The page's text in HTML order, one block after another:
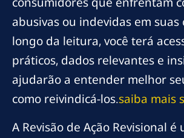
abusivas ou indevidas em suas
longo da leitura, você terá
práticos, dados relevantes e
ajudarão a entender melhor
como reivindicá-los.saiba mais
A Revisão de Ação Revisional é